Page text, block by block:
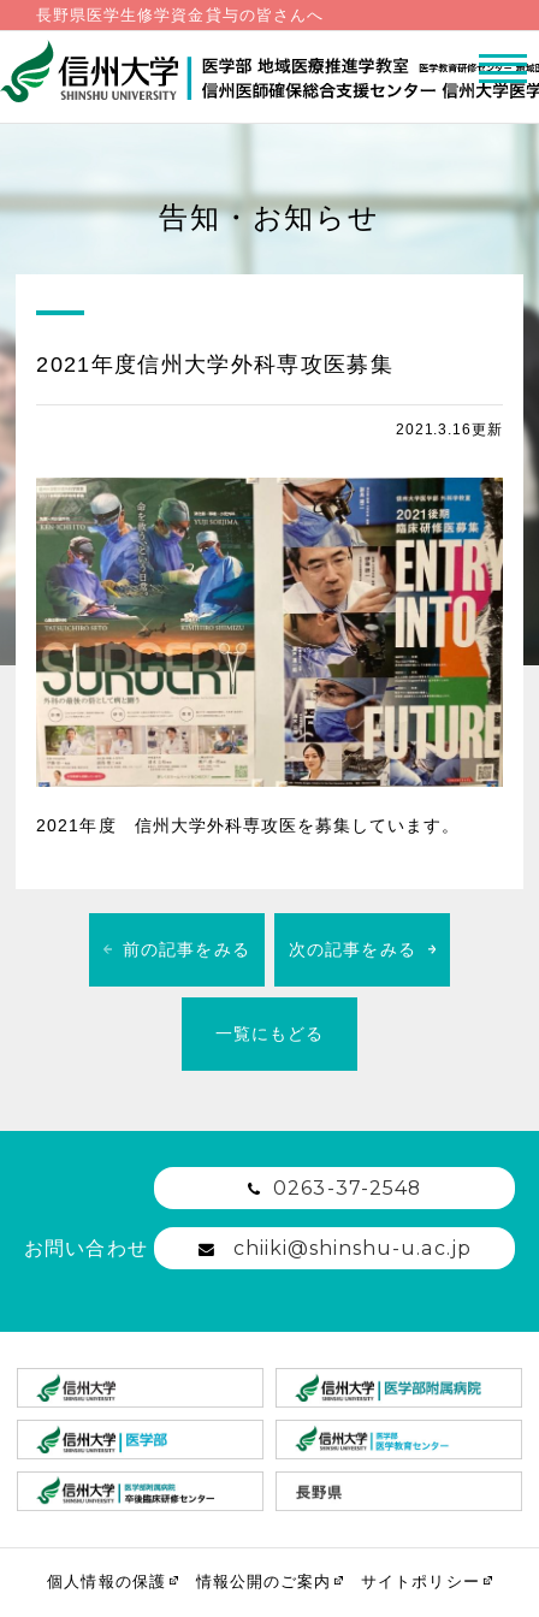
長野県医学生修学資金貸与の皆さんへ
告知・お知らせ
2021年度信州大学外科専攻医募集
2021.3.16更新
2021年度 信州大学外科専攻医を募集しています。
前の記事をみる
一覧にもどる
次の記事をみる
お問い合わせ
0263-37-2548
chiiki@shinshu-u.ac.jp
個人情報の保護 情報公開のご案内 サイトポリシー